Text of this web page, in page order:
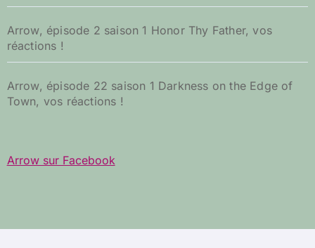
Arrow, épisode 2 saison 1 Honor Thy Father, vos
réactions !
Arrow, épisode 22 saison 1 Darkness on the Edge of
Town, vos réactions !
Arrow sur Facebook